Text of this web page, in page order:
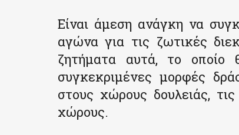
Είναι άμεση ανάγκη να
αγώνα για τις ζωτικές
ζητήματα αυτά, το οποίο
συγκεκριμένες μορφές
στους χώρους δουλειάς,
χώρους.